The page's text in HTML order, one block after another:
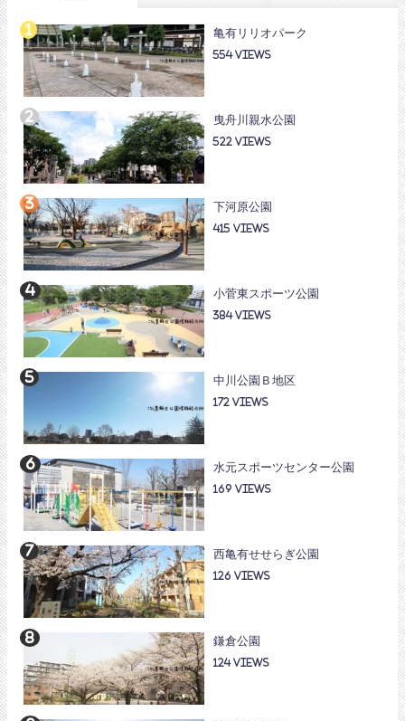
亀有リリオパーク
554
曳舟川親水公園
522
下河原公園
415
小菅東スポーツ公園
384
中川公園Ｂ地区
172
水元スポーツセンター公園
169
西亀有せせらぎ公園
126
鎌倉公園
124